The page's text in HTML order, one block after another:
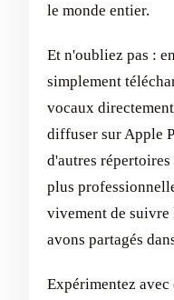
le monde entier.
Et n'oubliez pas :
simplement
vocaux
diffuser sur Apple
d'autres
plus
vivement de suivre
avons partagés
Expérimentez